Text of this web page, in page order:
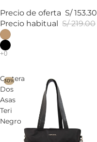
Precio de oferta S/ 153.30
Precio habitual
S/ 219.00
Cartera
Dos
Asas
Teri
Negro
30%